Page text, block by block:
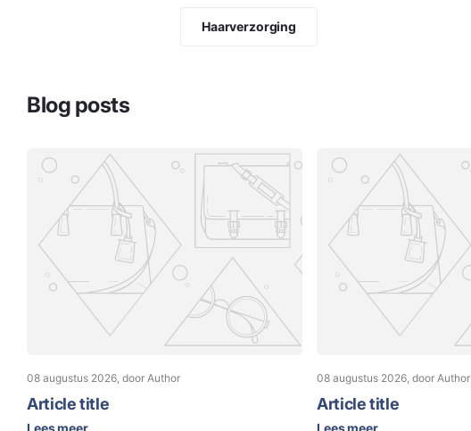
Haarverzorging
Blog posts
08 augustus 2026, door Author
Article title
Lees meer
08 augustus 2026, door Author
Article title
Lees meer